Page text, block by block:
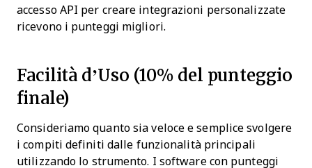
accesso API per creare integrazioni personalizzate
ricevono i punteggi migliori.
Facilità d’Uso (10% del punteggio
finale)
Consideriamo quanto sia veloce e semplice svolgere
i compiti definiti dalle funzionalità principali
utilizzando lo strumento. I software con punteggi